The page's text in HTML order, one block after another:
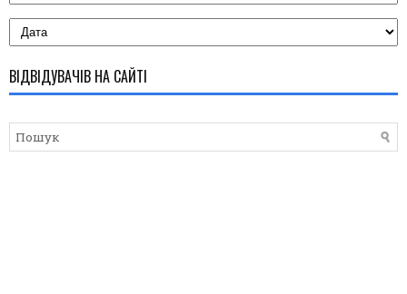
ВІДВІДУВАЧІВ НА САЙТІ